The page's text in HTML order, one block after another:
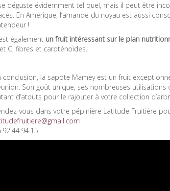
déguste évidemment tel quel, mais il peut être
En Amérique, l’amande du noyau est aussi
!
également un fruit intéressant sur le plan
C, fibres et caroténoïdes.
conclusion, la sapote Mamey est un fruit
Son goût unique, ses nombreuses
d’atouts pour le rajouter à votre collection
vous dans votre pépinière Latitude Fruitière